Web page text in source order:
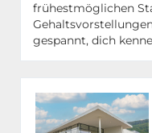
frühestmöglichen
gespannt, dich